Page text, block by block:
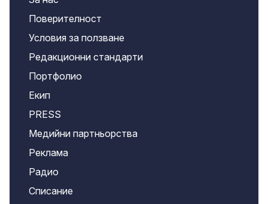
Поверителност
Условия за ползване
Редакционни стандарти
Портфолио
Екип
PRESS
Медийни партньорства
Реклама
Радио
Списание